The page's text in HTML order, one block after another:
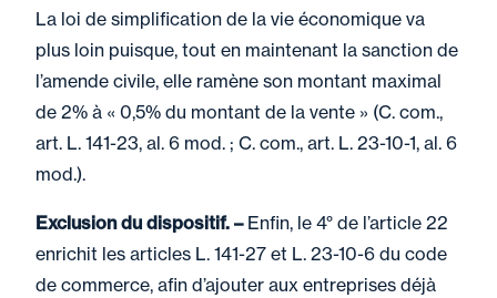
La loi de simplification de la vie économique va
plus loin puisque, tout en maintenant la sanction de
l’amende civile, elle ramène son montant maximal
de 2% à « 0,5% du montant de la vente » (C. com.,
art. L. 141-23, al. 6 mod. ; C. com., art. L. 23-10-1, al. 6
mod.).
Exclusion du dispositif. –Enfin, le 4° de l’article 22
enrichit les articles L. 141-27 et L. 23-10-6 du code
de commerce, afin d’ajouter aux entreprises déjà